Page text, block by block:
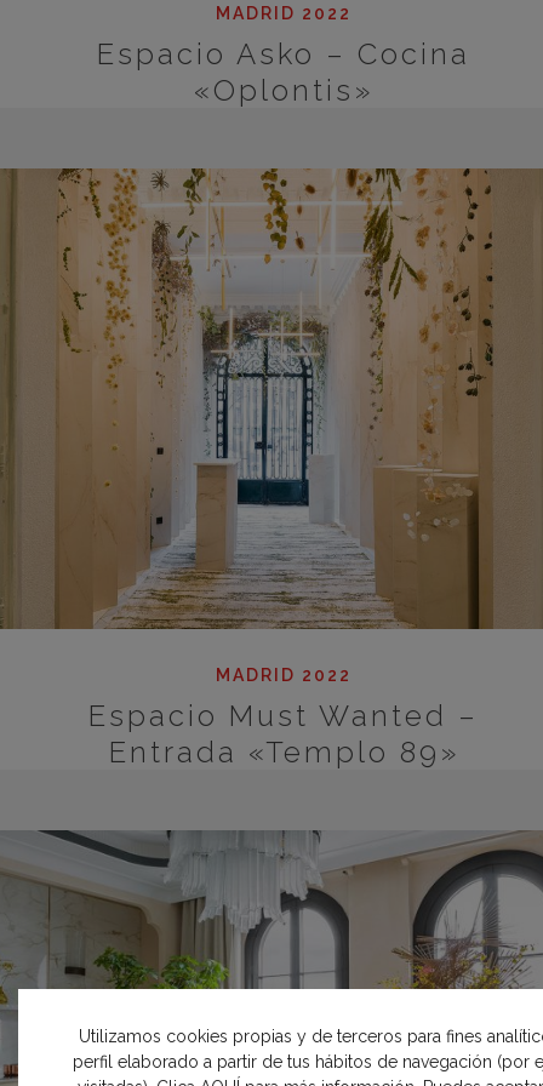
MADRID 2022
Espacio Asko – Cocina
«Oplontis»
MADRID 2022
Espacio Must Wanted –
Entrada «Templo 89»
Utilizamos cookies propias y de terceros para fines
perfil elaborado a partir de tus hábitos de navegación (por